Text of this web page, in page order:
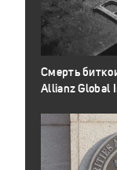
Смерть
Allianz Global